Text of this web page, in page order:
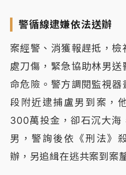
警循線逮嫌依法送辦
案經警、消獲報趕抵，
處刀傷，緊急協助林男
命危險。警方調閱監視器
段附近逮捕盧男到案，
300萬投金，卻石沉大海
男，警詢後依《刑法》
辦，另追緝在逃共案到案